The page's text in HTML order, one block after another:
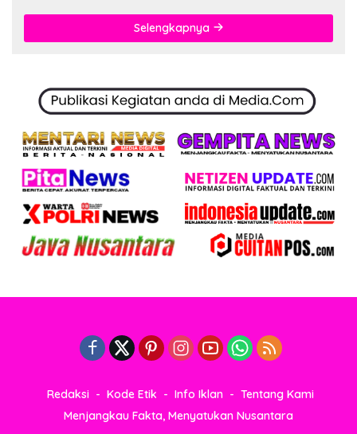
Selengkapnya
Redaksi Kode Etik Info Iklan
Tentang Kami
Menjangkau Fakta, Menyatukan Nusantara